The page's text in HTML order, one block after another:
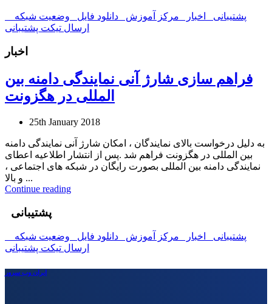
پشتیبانی اخبار مرکز آموزش دانلود فایل
وضعیت شبکه
ارسال تیکت پشتیبانی
اخبار
فراهم سازی شارژ آنی نمایندگی دامنه بین
المللی در هگزونت
25th January 2018
به دلیل درخواست بالای نمایندگان ، امکان شارژ آنی نمایندگی دامنه
بین المللی در هگزونت فراهم شد .پس از انتشار اطلاعیه اعطای
نمایندگی دامنه بین المللی بصورت رایگان در شبکه های اجتماعی ،
و بالا ...
Continue reading
پشتیبانی
پشتیبانی اخبار مرکز آموزش دانلود فایل
وضعیت شبکه
ارسال تیکت پشتیبانی
ایران وب سرور